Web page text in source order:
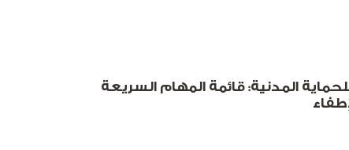
المدنية: قائمة المهام السريعة